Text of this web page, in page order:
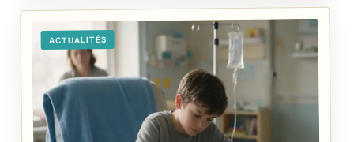
ACTUALITÉS